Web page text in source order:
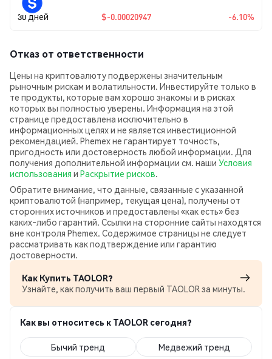
30 дней $-0.00020947 -6.10%
Отказ от ответственности
Цены на криптовалюту подвержены значительным
рыночным рискам и волатильности. Инвестируйте только в
те продукты, которые вам хорошо знакомы и в рисках
которых вы полностью уверены. Информация на этой
странице предоставлена исключительно в
информационных целях и не является инвестиционной
рекомендацией. Phemex не гарантирует точность,
пригодность или достоверность любой информации. Для
получения дополнительной информации см. наши Условия
использования и Раскрытие рисков.
Обратите внимание, что данные, связанные с указанной
криптовалютой (например, текущая цена), получены от
сторонних источников и предоставлены «как есть» без
каких‑либо гарантий. Ссылки на сторонние сайты находятся
вне контроля Phemex. Содержимое страницы не следует
рассматривать как подтверждение или гарантию
достоверности.
Как Купить TAOLOR?
Узнайте, как получить ваш первый TAOLOR за минуты.
Как вы относитесь к TAOLOR сегодня?
Бычий тренд Медвежий тренд